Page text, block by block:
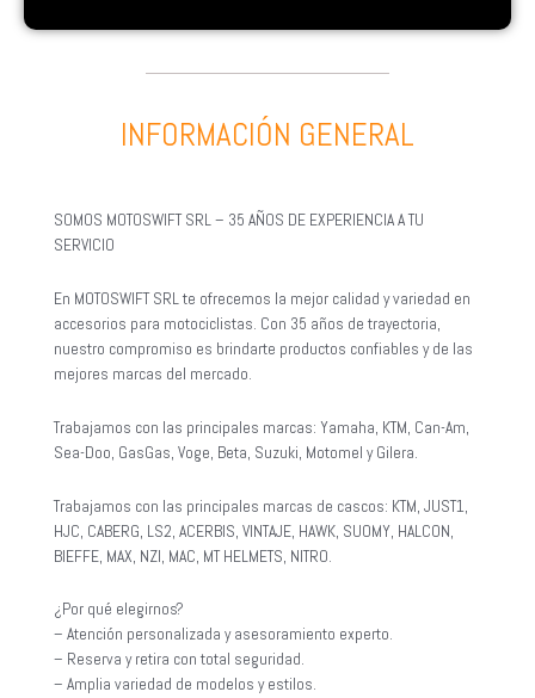
INFORMACIÓN GENERAL
SOMOS MOTOSWIFT SRL – 35 AÑOS DE EXPERIENCIA A TU
SERVICIO
En MOTOSWIFT SRL te ofrecemos la mejor calidad y variedad en
accesorios para motociclistas. Con 35 años de trayectoria,
nuestro compromiso es brindarte productos confiables y de las
mejores marcas del mercado.
Trabajamos con las principales marcas: Yamaha, KTM, Can-Am,
Sea-Doo, GasGas, Voge, Beta, Suzuki, Motomel y Gilera.
Trabajamos con las principales marcas de cascos: KTM, JUST1,
HJC, CABERG, LS2, ACERBIS, VINTAJE, HAWK, SUOMY, HALCON,
BIEFFE, MAX, NZI, MAC, MT HELMETS, NITRO.
¿Por qué elegirnos?
– Atención personalizada y asesoramiento experto.
– Reserva y retira con total seguridad.
– Amplia variedad de modelos y estilos.